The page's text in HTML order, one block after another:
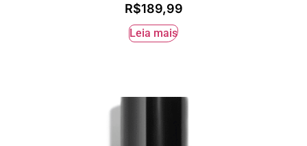
R$189,99
Leia mais